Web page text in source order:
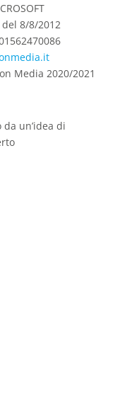
del 8/8/2012
Media 2020/2021
un’idea di